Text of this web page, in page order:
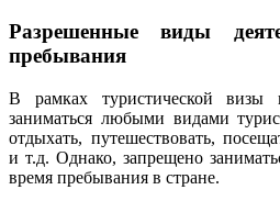
Разрешенные виды
пребывания
В рамках туристической визы
заниматься любыми видами
отдыхать, путешествовать,
и т.д. Однако, запрещено
время пребывания в стране.